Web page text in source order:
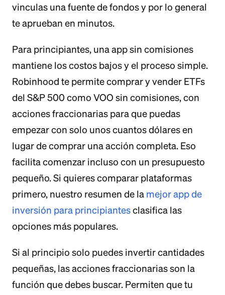
vinculas una fuente de fondos y por lo general
te aprueban en minutos.
Para principiantes, una app sin comisiones
mantiene los costos bajos y el proceso simple.
Robinhood te permite comprar y vender ETFs
del S&P 500 como VOO sin comisiones, con
acciones fraccionarias para que puedas
empezar con solo unos cuantos dólares en
lugar de comprar una acción completa. Eso
facilita comenzar incluso con un presupuesto
pequeño. Si quieres comparar plataformas
primero, nuestro resumen de la mejor app de
inversión para principiantesclasifica las
opciones más populares.
Si al principio solo puedes invertir cantidades
pequeñas, las acciones fraccionarias son la
función que debes buscar. Permiten que tu